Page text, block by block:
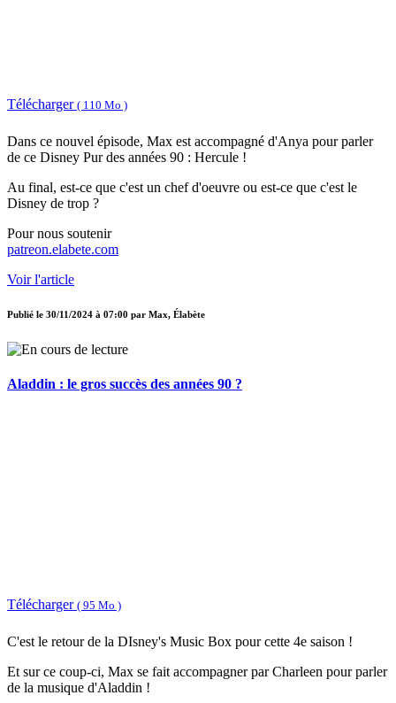
Télécharger ( 110 Mo )
Dans ce nouvel épisode, Max est accompagné d'Anya pour parler
de ce Disney Pur des années 90 : Hercule !
Au final, est-ce que c'est un chef d'oeuvre ou est-ce que c'est le
Disney de trop ?
Pour nous soutenir
patreon.elabete.com
Voir l'article
Publié le 30/11/2024 à 07:00 par Max, Élabète
Aladdin : le gros succès des années 90 ?
Télécharger ( 95 Mo )
C'est le retour de la DIsney's Music Box pour cette 4e saison !
Et sur ce coup-ci, Max se fait accompagner par Charleen pour parler
de la musique d'Aladdin !